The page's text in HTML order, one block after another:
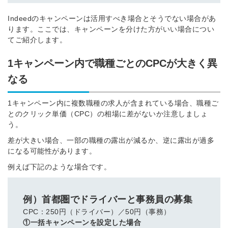
Indeedのキャンペーンは活用すべき場合とそうでない場合があ
ります。ここでは、キャンペーンを分けた方がいい場合につい
てご紹介します。
1キャンペーン内で職種ごとのCPCが大きく異
なる
1キャンペーン内に複数職種の求人が含まれている場合、職種ご
とのクリック単価（CPC）の相場に差がないか注意しましょ
う。
差が大きい場合、一部の職種の露出が減るか、逆に露出が過多
になる可能性があります。
例えば下記のような場合です。
例）首都圏でドライバーと事務員の募集
CPC：250円（ドライバー）／50円（事務）
①一括キャンペーンを設定した場合